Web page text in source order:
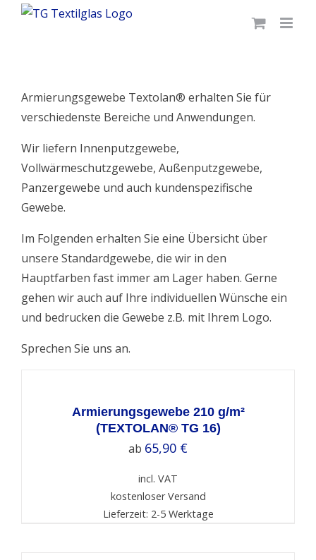
Armierungsgewebe Textolan® erhalten Sie für
verschiedenste Bereiche und Anwendungen.
Wir liefern Innenputzgewebe,
Vollwärmeschutzgewebe, Außenputzgewebe,
Panzergewebe und auch kundenspezifische
Gewebe.
Im Folgenden erhalten Sie eine Übersicht über
unsere Standardgewebe, die wir in den
Hauptfarben fast immer am Lager haben. Gerne
gehen wir auch auf Ihre individuellen Wünsche ein
und bedrucken die Gewebe z.B. mit Ihrem Logo.
Sprechen Sie uns an.
Armierungsgewebe 210 g/m²
(TEXTOLAN® TG 16)
ab 65,90 €
incl. VAT
kostenloser Versand
Lieferzeit: 2-5 Werktage